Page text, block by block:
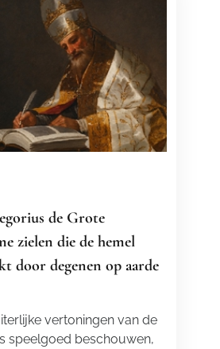
de Grote
zielen die de hemel
door degenen op aarde
vertoningen van de
speelgoed beschouwen,